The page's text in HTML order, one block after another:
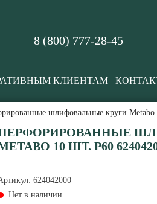
8 (800) 777-28-45
КЛИЕНТАМ
шлифовальные круги
10 ШТ. Р60
624042000
Нет в наличии